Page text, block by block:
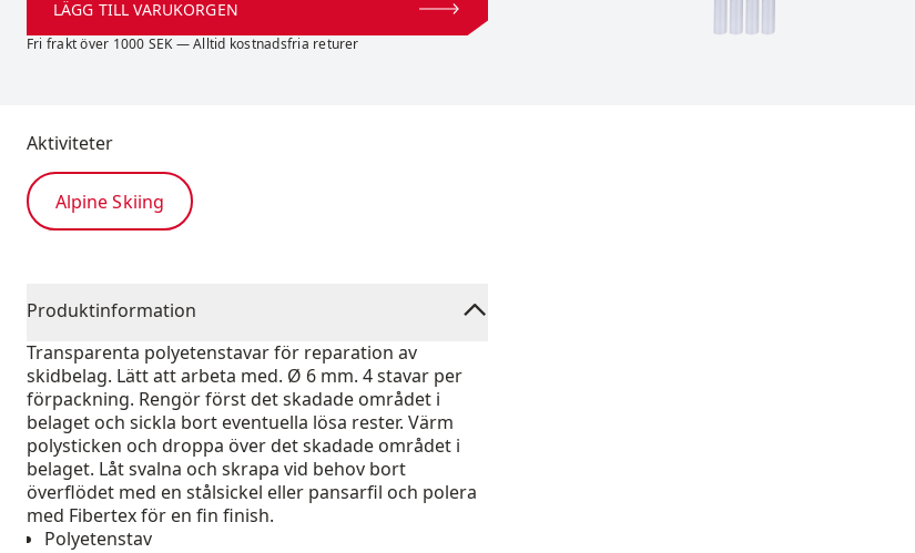
LÄGG TILL VARUKORGEN
Fri frakt över 1000 SEK — Alltid kostnadsfria returer
Aktiviteter
Alpine Skiing
Produktinformation
Transparenta polyetenstavar för reparation av
skidbelag. Lätt att arbeta med. Ø 6 mm. 4 stavar per
förpackning. Rengör först det skadade området i
belaget och sickla bort eventuella lösa rester. Värm
polysticken och droppa över det skadade området i
belaget. Låt svalna och skrapa vid behov bort
överflödet med en stålsickel eller pansarfil och polera
med Fibertex för en fin finish.
Polyetenstav